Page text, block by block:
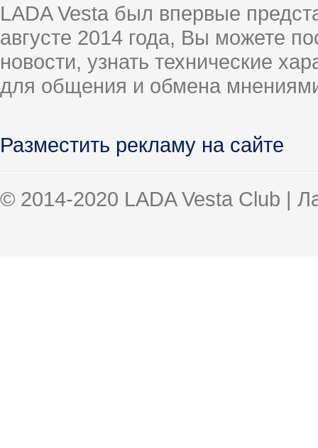
LADA Vesta был впервые
августе 2014 года, Вы можете
новости, узнать технические
для общения и обмена
Разместить рекламу на сайте
© 2014-2020 LADA Vesta Club |